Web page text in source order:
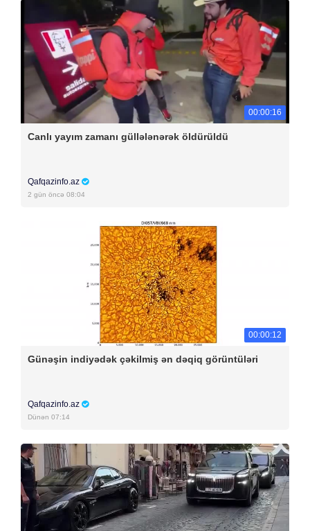
00:00:16
Canlı yayım zamanı güllələnərək öldürüldü
Qafqazinfo.az
2 gün öncə 08:04
00:00:12
Günəşin indiyədək çəkilmiş ən dəqiq görüntüləri
Qafqazinfo.az
Dünən 07:14